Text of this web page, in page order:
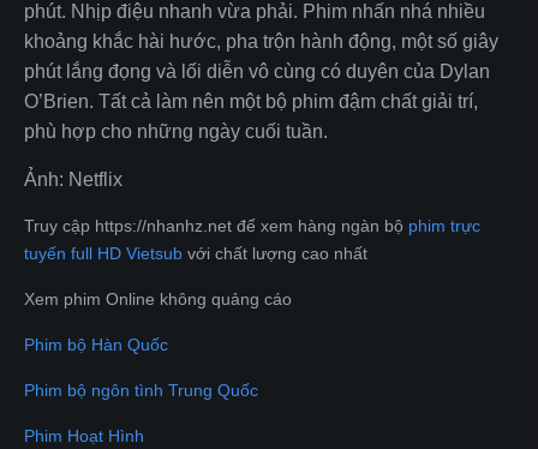
phút. Nhịp điệu nhanh vừa phải. Phim nhấn nhá nhiều
khoảng khắc hài hước, pha trộn hành động, một số giây
phút lắng đọng và lối diễn vô cùng có duyên của Dylan
O’Brien. Tất cả làm nên một bộ phim đậm chất giải trí,
phù hợp cho những ngày cuối tuần.
Ảnh: Netflix
Truy cập https://nhanhz.net để xem hàng ngàn bộ phim trực
tuyến full HD Vietsub với chất lượng cao nhất
Xem phim Online không quảng cáo
Phim bộ Hàn Quốc
Phim bộ ngôn tình Trung Quốc
Phim Hoạt Hình